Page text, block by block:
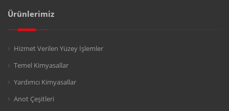
Ürünlerimiz
Hizmet Verilen Yüzey İşlemler
Temel Kimyasallar
Yardımcı Kimyasallar
Anot Çeşitleri